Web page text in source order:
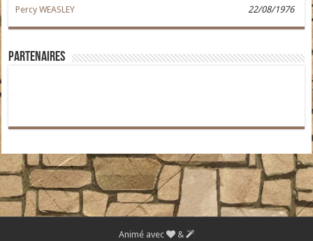
Percy WEASLEY
22/08/1976
Partenaires
Animé avec &